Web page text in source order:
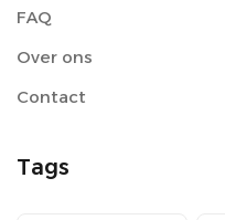
FAQ
Over ons
Contact
Tags